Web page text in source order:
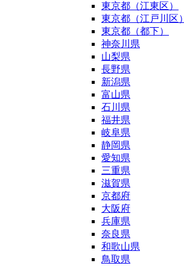
東京都（江東区）
東京都（江戸川区）
東京都（都下）
神奈川県
山梨県
長野県
新潟県
富山県
石川県
福井県
岐阜県
静岡県
愛知県
三重県
滋賀県
京都府
大阪府
兵庫県
奈良県
和歌山県
鳥取県